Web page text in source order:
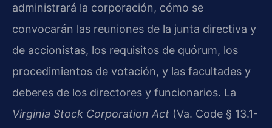
administrará la corporación, cómo se
convocarán las reuniones de la junta directiva y
de accionistas, los requisitos de quórum, los
procedimientos de votación, y las facultades y
deberes de los directores y funcionarios. La
Virginia Stock Corporation Act (Va. Code § 13.1-